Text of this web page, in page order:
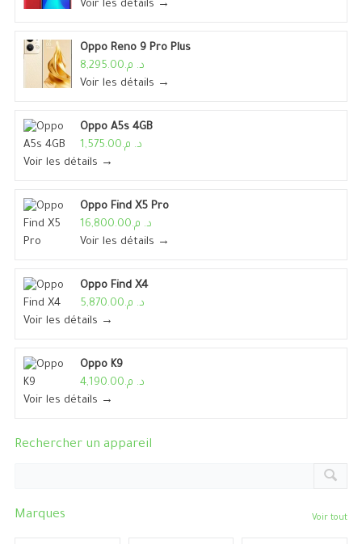
Voir les détails →
Oppo Reno 9 Pro Plus
د. م.8,295.00
Voir les détails →
Oppo A5s 4GB
د. م.1,575.00
Voir les détails →
Oppo Find X5 Pro
د. م.16,800.00
Voir les détails →
Oppo Find X4
د. م.5,870.00
Voir les détails →
Oppo K9
د. م.4,190.00
Voir les détails →
Rechercher un appareil
Marques Voir tout